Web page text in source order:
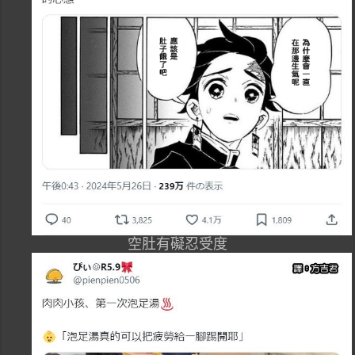
空肚有礙忍受度